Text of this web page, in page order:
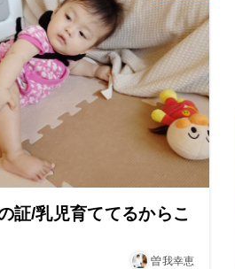
証/乳児育ててるからこ
曽我幸恵